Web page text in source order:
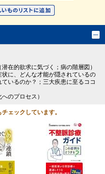
在的欲求に気づく；病の階層図）
に、どんな才能が隠されているの
いるのか？；三大疾患に至るココ
のプロセス）
ェックしています。